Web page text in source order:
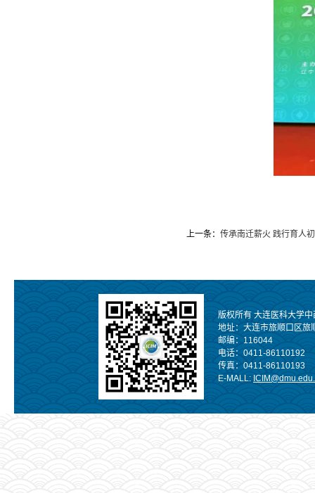
上一条： 传承南迁薪火 践行育人
版权所有 大连医科大学
地址：大连市旅顺口区旅
邮编：116044
电话：0411-86110192
传真：0411-86110193
E-MALL: